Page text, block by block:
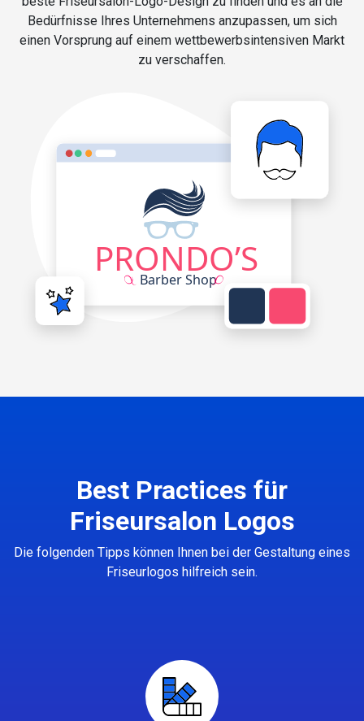
Bedürfnisse Ihres Unternehmens anzupassen, um sich
einen Vorsprung auf einem wettbewerbsintensiven Markt
zu verschaffen.
Best Practices für
Friseursalon Logos
Die folgenden Tipps können Ihnen bei der Gestaltung eines
Friseurlogos hilfreich sein.